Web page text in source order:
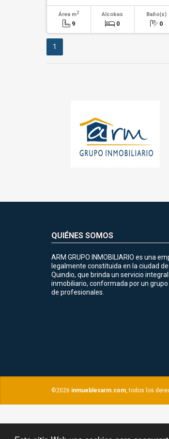
Área m2
9
Alcobas
0
Baño(s)
0
1
QUIÉNES SOMOS
ARM GRUPO INMOBILIARIO es una
legalmente constituida en la ciudad
Quindio, que brinda un servicio
inmobiliario, conformada por un
de profesionales.
©2026 inmueblesarm.com, todos los